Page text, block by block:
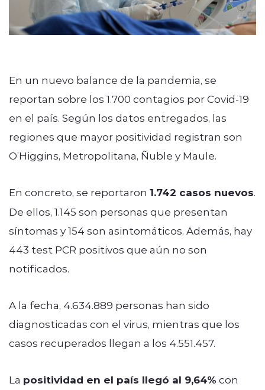
En un nuevo balance de la pandemia, se
reportan sobre los 1.700 contagios por Covid-19
en el país. Según los datos entregados, las
regiones que mayor positividad registran son
O’Higgins, Metropolitana, Ñuble y Maule.
En concreto, se reportaron 1.742 casos nuevos.
De ellos, 1.145 son personas que presentan
síntomas y 154 son asintomáticos. Además, hay
443 test PCR positivos que aún no son
notificados.
A la fecha, 4.634.889 personas han sido
diagnosticadas con el virus, mientras que los
casos recuperados llegan a los 4.551.457.
La positividad en el país llegó al 9,64% con